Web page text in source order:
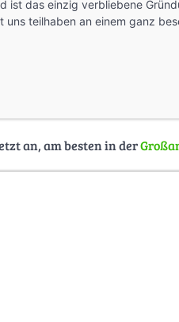
ist das einzig verbliebene
teilhaben an einem ganz
an, am besten in der